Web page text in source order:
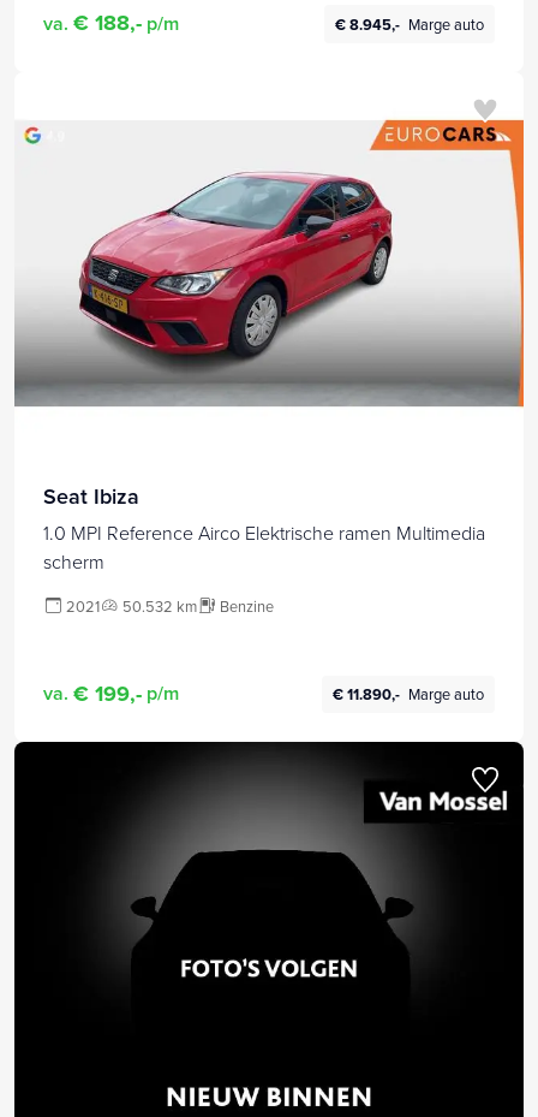
va. € 188,- p/m € 8.945,- Marge auto
Seat Ibiza
1.0 MPI Reference Airco Elektrische ramen Multimedia
scherm
2021 50.532 km Benzine
va. € 199,- p/m € 11.890,- Marge auto